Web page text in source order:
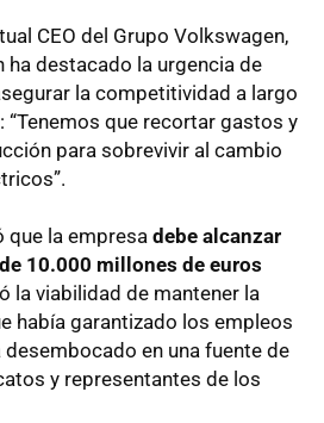
CEO del Grupo Volkswagen,
ha destacado la urgencia de
la competitividad a largo
“Tenemos que recortar gastos y
para sobrevivir al cambio
que la empresa debe alcanzar
10.000 millones de euros
la viabilidad de mantener la
había garantizado los empleos
en una fuente de
y representantes de los